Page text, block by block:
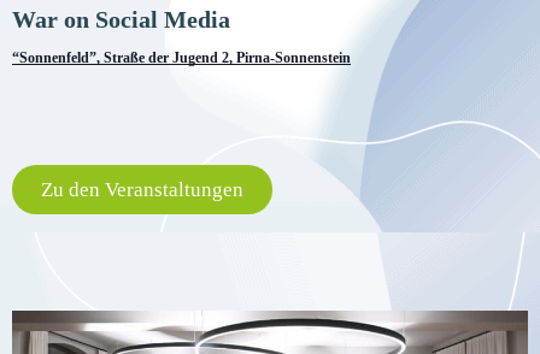
War on Social Media
“Sonnenfeld”, Straße der Jugend 2, Pirna-Sonnenstein
Zu den Veranstaltungen